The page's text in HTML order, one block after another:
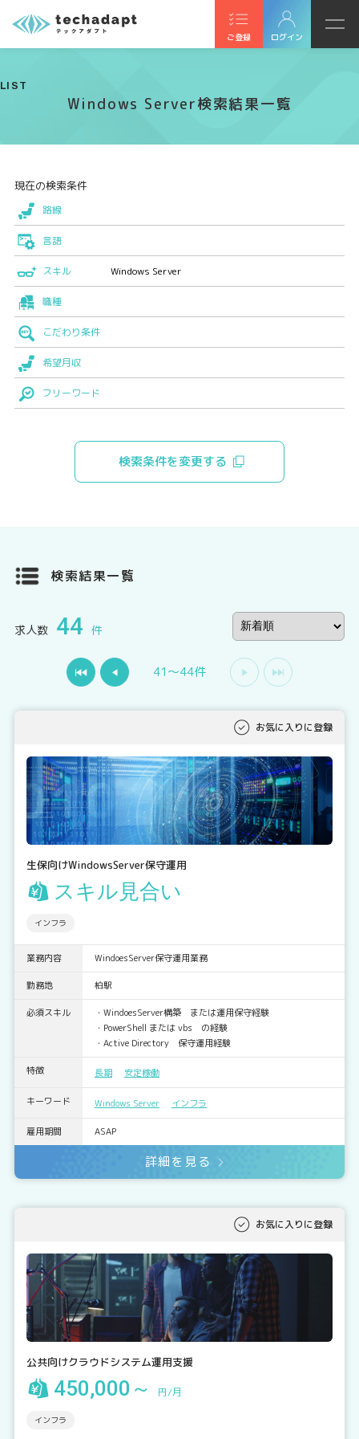
ご登録 ログイン
LIST
Windows Server検索結果一覧
現在の検索条件
路線
言語
スキル Windows Server
職種
こだわり条件
希望月収
フリーワード
検索条件を変更する
検索結果一覧
求人数 44 件
41〜44件
お気に入りに登録
生保向けWindowsServer保守運用
スキル見合い
インフラ
業務内容 WindoesServer保守運用業務
勤務地 柏駅
必須スキル
・WindoesServer構築 または運用保守経験
・PowerShell または vbs の経験
・Active Directory 保守運用経験
特徴 長期 安定稼働
キーワード Windows Server インフラ
雇用期間 ASAP
詳細を見る
お気に入りに登録
公共向けクラウドシステム運用支援
450,000～ 円/月
インフラ